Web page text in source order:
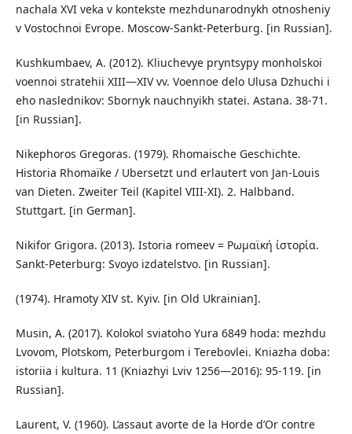
nachala XVI veka v kontekste mezhdunarodnykh otnosheniy
v Vostochnoi Evrope. Moscow-Sankt-Peterburg. [in Russian].
Kushkumbaev, A. (2012). Kliuchevye pryntsypy monholskoi
voennoi stratehii XIII—XIV vv. Voennoe delo Ulusa Dzhuchi i
eho naslednikov: Sbornyk nauchnyikh statei. Astana. 38-71.
[in Russian].
Nikephoros Gregoras. (1979). Rhomaische Geschichte.
Historia Rhomaїke / Ubersetzt und erlautert von Jan-Louis
van Dieten. Zweiter Teil (Kapitel VIII-XI). 2. Halbband.
Stuttgart. [in German].
Nikifor Grigora. (2013). Istoria romeev = Ρωμαϊκή ίστορία.
Sankt-Peterburg: Svoyo izdatelstvo. [in Russian].
(1974). Hramoty XIV st. Kyiv. [in Old Ukrainian].
Musin, A. (2017). Kolokol sviatoho Yura 6849 hoda: mezhdu
Lvovom, Plotskom, Peterburgom i Terebovlei. Kniazha doba:
istoriia i kultura. 11 (Kniazhyi Lviv 1256—2016): 95-119. [in
Russian].
Laurent, V. (1960). L’assaut avorte de la Horde d’Or contre